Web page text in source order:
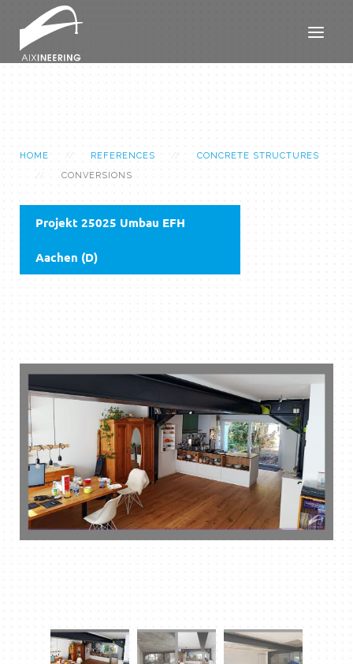
HOME REFERENCES
CONCRETE STRUCTURES
CONVERSIONS
Projekt 25025 Umbau EFH
Aachen (D)